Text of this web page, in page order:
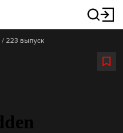
/ 223 выпуск